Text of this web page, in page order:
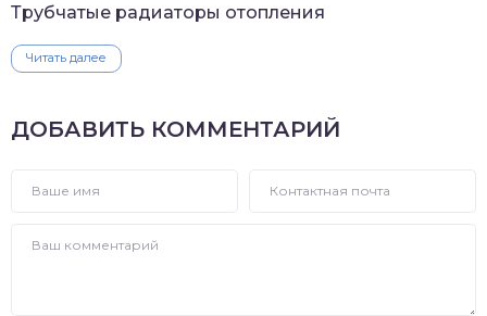
Трубчатые радиаторы отопления
Читать далее
ДОБАВИТЬ КОММЕНТАРИЙ